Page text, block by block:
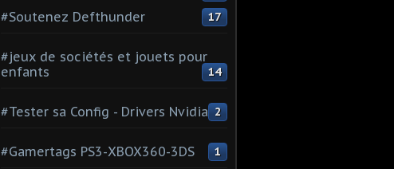
#Soutenez Defthunder 17
#jeux de sociétés et jouets pour
enfants
14
#Tester sa Config - Drivers Nvidia 2
#Gamertags PS3-XBOX360-3DS 1